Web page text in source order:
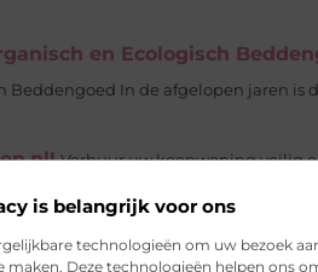
is belangrijk voor ons
technologieën om uw bezoek
maken. Deze technologieën helpen ons
en Ecologisch
In de afgelopen jaren is
Verhuur uw koopwoning veilig
kunt u deze gewoon te...
uitvoeren om...